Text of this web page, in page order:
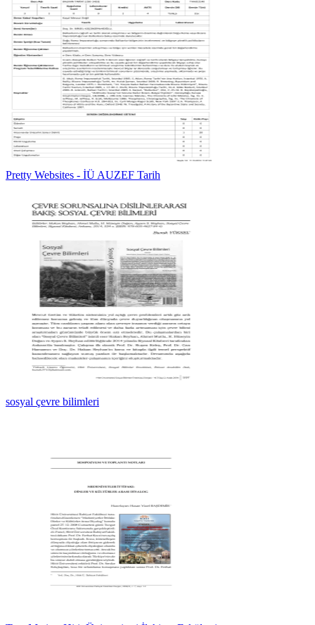
Pretty Websites - İÜ AUZEF Tarih
sosyal çevre bilimleri